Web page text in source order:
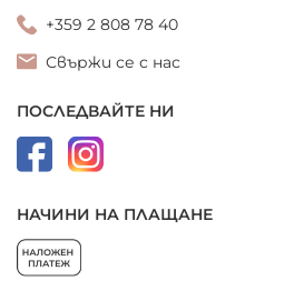
+359 2 808 78 40
Свържи се с нас
ПОСЛЕДВАЙТЕ НИ
НАЧИНИ НА ПЛАЩАНЕ